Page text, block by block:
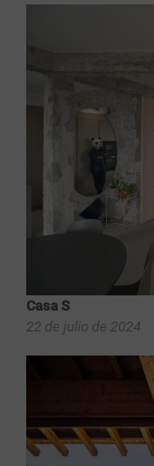
Casa S
22 de julio de 2024